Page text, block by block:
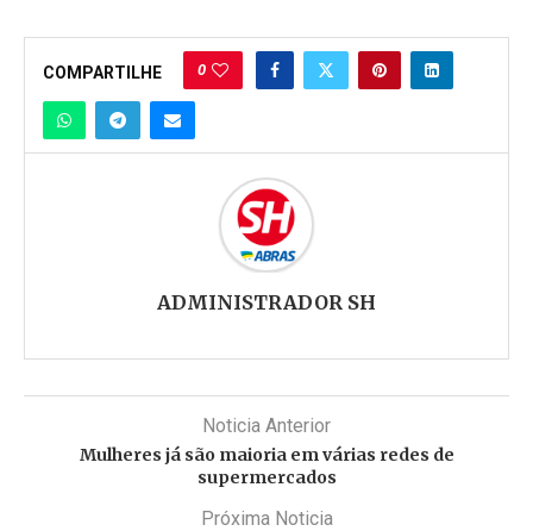
COMPARTILHE 0
ADMINISTRADOR SH
Noticia Anterior
Mulheres já são maioria em várias redes de
supermercados
Próxima Noticia